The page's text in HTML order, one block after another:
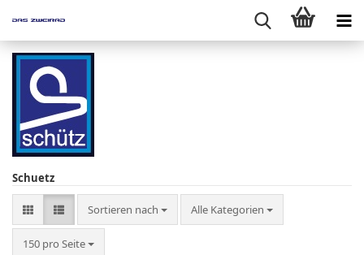
Schuetz
Sortieren nach
Sortieren nach Alle Kategorien
150 pro Seite
pro Seite